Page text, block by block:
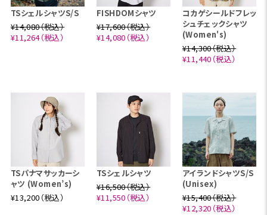
TSシェルシャツS/S
¥14,080（税込）
¥11,264（税込）
FISHDOMシャツ
¥17,600（税込）
¥14,080（税込）
コカゲシールドフレッ
シュチェックシャツ
(Women's)
¥14,300（税込）
¥11,440（税込）
TSパナマサッカーシ
ャツ (Women’s)
¥13,200（税込）
TSシェルシャツ
¥16,500（税込）
¥11,550（税込）
アイランドシャツS/S
(Unisex)
¥15,400（税込）
¥12,320（税込）